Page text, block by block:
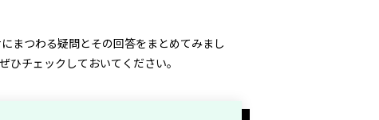
まつわる疑問とその回答をまとめてみまし
チェックしておいてください。